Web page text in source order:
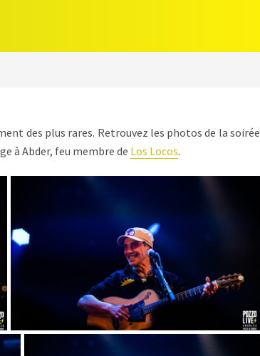
des plus rares. Retrouvez les photos de la soirée
à Abder, feu membre de Los Locos.